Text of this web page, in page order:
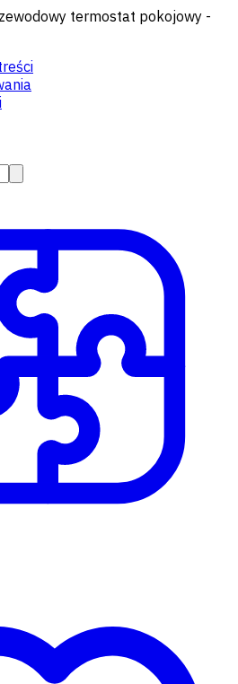
termostat pokojowy -